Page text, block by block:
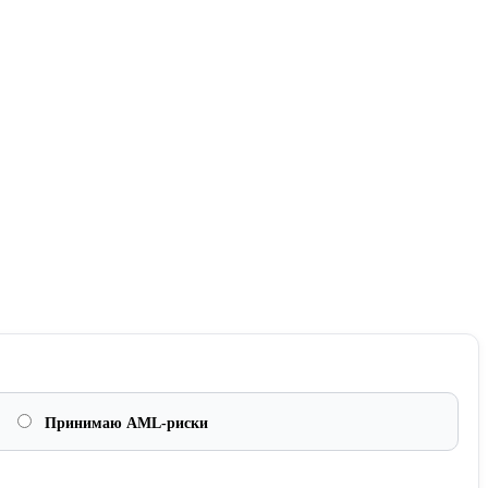
Принимаю AML-риски